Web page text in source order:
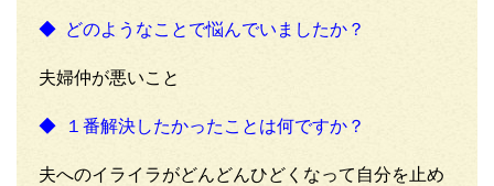
◆ どのようなことで悩んでいましたか？
夫婦仲が悪いこと
◆ １番解決したかったことは何ですか？
夫へのイライラがどんどんひどくなって自分を止め